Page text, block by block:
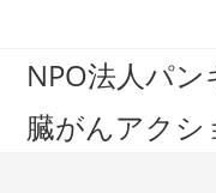
contentNPO法人パ
臓がんアクシ